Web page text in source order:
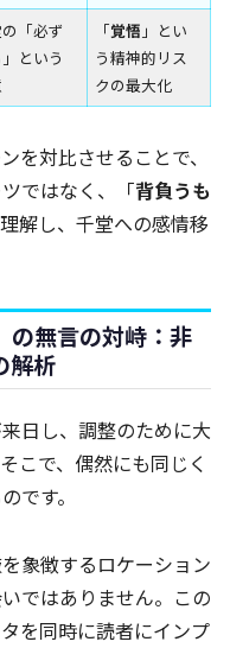
「必ず
という
「覚悟 」とい
う精神的リス
クの最大化
を対比させることで、
ではなく、「背負うも
解し、千堂への感情移
の無言の対峙：非
解析
日し、調整のために大
こで、偶然にも同じく
です。
象徴するロケーション
ではありません。この
を同時に読者にインプ